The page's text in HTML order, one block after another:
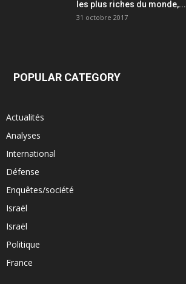
les plus riches du monde,...
31 octobre 2017
POPULAR CATEGORY
Actualités
Analyses
International
Défense
Enquêtes/société
Israël
Israël
Politique
France